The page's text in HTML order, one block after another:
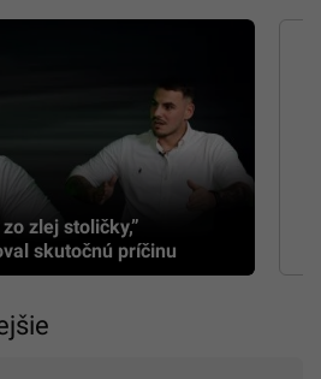
zlej stoličky,”
skutočnú príčinu